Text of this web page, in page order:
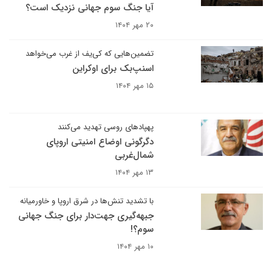
آیا جنگ سوم جهانی نزدیک است؟
۲۰ مهر ۱۴۰۴
تضمین‌هایی که کی‌یف از غرب می‌خواهد
اسنپ‌بک برای اوکراین
۱۵ مهر ۱۴۰۴
پهپادهای روسی تهدید می‌کنند
دگرگونی اوضاع امنیتی اروپای
شمال‌غربی
۱۳ مهر ۱۴۰۴
با تشدید تنش‌ها در شرق اروپا و خاورمیانه
جبهه‌گیری جهت‌دار برای جنگ جهانی
سوم؟!
۱۰ مهر ۱۴۰۴